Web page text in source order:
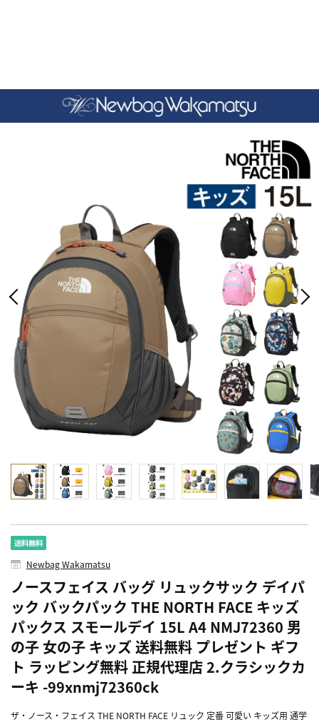
Newbag Wakamatsu
ノースフェイス バッグ リュックサック デイパ
ック バックパック THE NORTH FACE キッズ
パックス スモールデイ 15L A4 NMJ72360 男
の子 女の子 キッズ 送料無料 プレゼント ギフ
ト ラッピング無料 正規代理店 2.クラシックカ
ーキ -99xnmj72360ck
ザ・ノース・フェイス THE NORTH FACE リュック 定番 可愛い キッズ用 通学